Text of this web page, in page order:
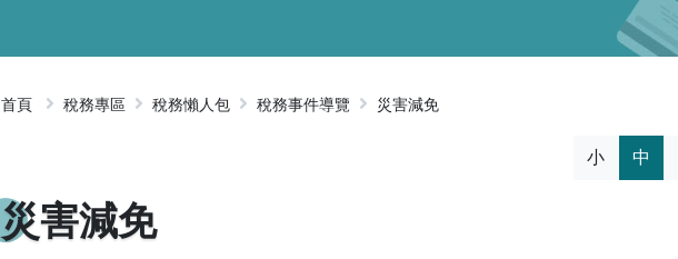
首頁 稅務專區 稅務懶人包 稅務事件導覽 災害減免
小 中
災害減免